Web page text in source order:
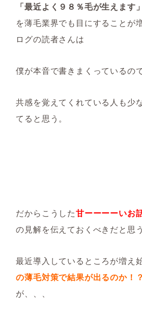
「最近よく９８％毛が生えます
を薄毛業界でも目にすることが
ログの読者さんは
僕が本音で書きまくっているの
共感を覚えてくれている人も少
てると思う。
だからこうした甘ーーーーいお
の見解を伝えておくべきだと思う
最近導入しているところが増え
の薄毛対策で結果が出るのか！？
が、、、